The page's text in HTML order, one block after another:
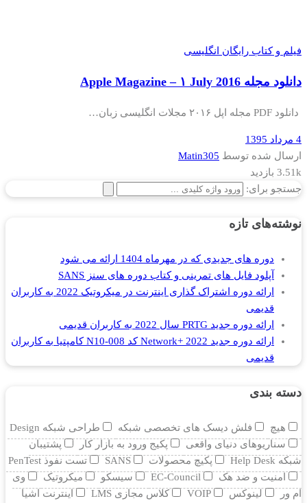
فیلم و کتاب رایگان انگلیسی
دانلود مجله Apple Magazine – ۱ July 2016
دانلود PDF مجله اپل ۲۰۱۶ مجلات انگلیسی زبان…
4 مرداد 1395
ارسال شده توسط Matin305
3.51k بازدید
جستجو برای:
نوشته‌های تازه
دوره های جدیدی که در مهرماه 1404 ارائه می شود
آپلود فایل های تمرینی و کتاب دوره های سنز SANS
ارائه دوره اشتراک گذاری اینترنت در میکروتیک 2022 به کاربران
قدیمی
ارائه دوره جدید PRTG سال 2022 به کاربران قدیمی
ارائه دوره جدید Network+ 2022 کد N10-008 کامپتیا به کاربران
قدیمی
دسته بندی
هیچ فلش دیسک های تخصصی شبکه
طراحی شبکه Design
سناریوهای دنیای واقعی
پکیج ورود به بازار کار
پشتیبان
شبکه Help Desk
پکیچ محصولات SANS
تست نفوذ PenTest
امنیت و ضد هک
EC-Council سیسکو میکروتیک
وی
ام ور
لینوکس VOIP کلاس مجازی LMS
اینترنت اشیا